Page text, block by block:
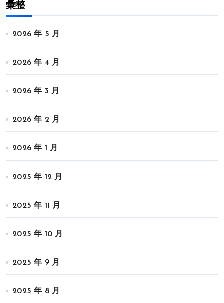
彙整
2026 年 5 月
2026 年 4 月
2026 年 3 月
2026 年 2 月
2026 年 1 月
2025 年 12 月
2025 年 11 月
2025 年 10 月
2025 年 9 月
2025 年 8 月